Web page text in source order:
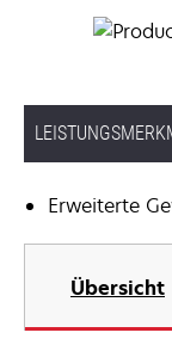
Erweiterte
Übersicht